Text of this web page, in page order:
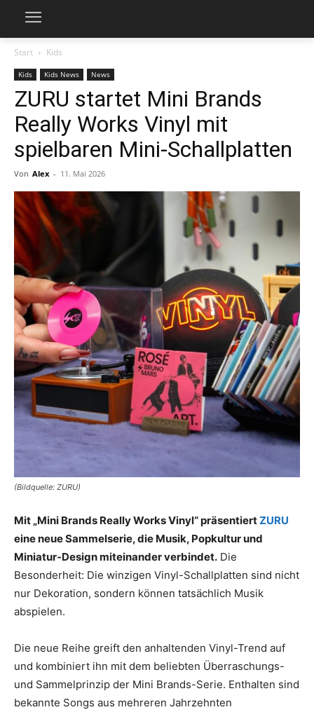
Start Kids
Kids Kids News News
ZURU startet Mini Brands
Really Works Vinyl mit
spielbaren Mini-Schallplatten
Von Alex - 11. Mai 2026
(Bildquelle: ZURU)
Mit „Mini Brands Really Works Vinyl“ präsentiertZURU
eine neue Sammelserie, die Musik, Popkultur und
Miniatur-Design miteinander verbindet. Die
Besonderheit: Die winzigen Vinyl-Schallplatten sind nicht
nur Dekoration, sondern können tatsächlich Musik
abspielen.
Die neue Reihe greift den anhaltenden Vinyl-Trend auf
und kombiniert ihn mit dem beliebten Überraschungs-
und Sammelprinzip der Mini Brands-Serie. Enthalten sind
bekannte Songs aus mehreren Jahrzehnten